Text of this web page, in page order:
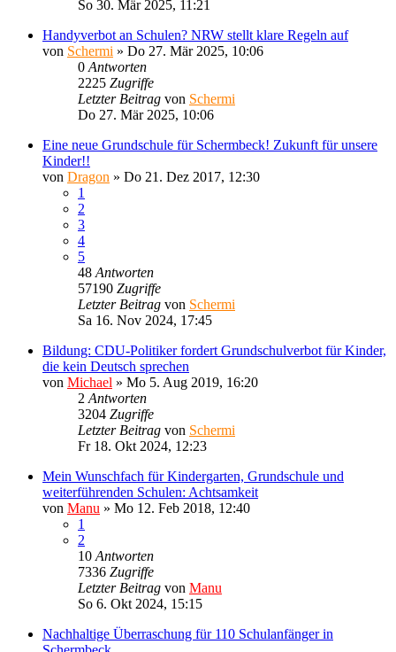
So 30. Mär 2025, 11:21
Handyverbot an Schulen? NRW stellt klare Regeln auf
von Schermi » Do 27. Mär 2025, 10:06
0 Antworten
2225 Zugriffe
Letzter Beitrag von Schermi
Do 27. Mär 2025, 10:06
Eine neue Grundschule für Schermbeck! Zukunft für unsere
Kinder!!
von Dragon » Do 21. Dez 2017, 12:30
1
2
3
4
5
48 Antworten
57190 Zugriffe
Letzter Beitrag von Schermi
Sa 16. Nov 2024, 17:45
Bildung: CDU-Politiker fordert Grundschulverbot für Kinder,
die kein Deutsch sprechen
von Michael » Mo 5. Aug 2019, 16:20
2 Antworten
3204 Zugriffe
Letzter Beitrag von Schermi
Fr 18. Okt 2024, 12:23
Mein Wunschfach für Kindergarten, Grundschule und
weiterführenden Schulen: Achtsamkeit
von Manu » Mo 12. Feb 2018, 12:40
1
2
10 Antworten
7336 Zugriffe
Letzter Beitrag von Manu
So 6. Okt 2024, 15:15
Nachhaltige Überraschung für 110 Schulanfänger in